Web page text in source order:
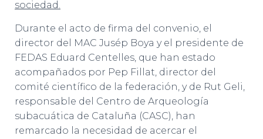
sociedad.
Durante el acto de firma del convenio, el
director del MAC Jusép Boya y el presidente de
FEDAS Eduard Centelles, que han estado
acompañados por Pep Fillat, director del
comité científico de la federación, y de Rut Geli,
responsable del Centro de Arqueología
subacuática de Cataluña (CASC), han
remarcado la necesidad de acercar el